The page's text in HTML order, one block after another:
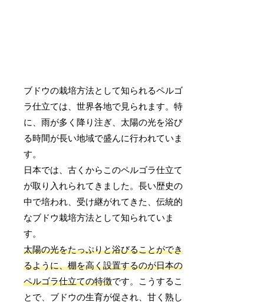
ブドウの栽培方法として知られるペルゴ
ラ仕立ては、世界各地で見られます。特
に、雨が多く降り注ぎ、太陽の光を浴び
る時間が長い地域で盛んに行われていま
す。
日本では、古くからこのペルゴラ仕立て
が取り入れられてきました。長い歴史の
中で培われ、受け継がれてきた、伝統的
なブドウ栽培方法として知られていま
す。
太陽の光をたっぷりと浴びることができ
るように、棚を高く設置するのが日本の
ペルゴラ仕立ての特徴です。こうするこ
とで、ブドウの生育が促され、甘く熟し